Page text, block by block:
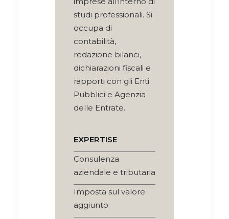
studi professionali. Si
occupa di
contabilità,
redazione bilanci,
dichiarazioni fiscali e
rapporti con gli Enti
Pubblici e Agenzia
delle Entrate.
EXPERTISE
Consulenza
aziendale e tributaria
Imposta sul valore
aggiunto